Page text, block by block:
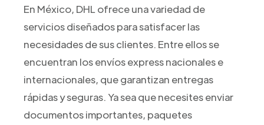
En México, DHL ofrece una variedad de
servicios diseñados para satisfacer las
necesidades de sus clientes. Entre ellos se
encuentran los envíos express nacionales e
internacionales, que garantizan entregas
rápidas y seguras. Ya sea que necesites enviar
documentos importantes, paquetes